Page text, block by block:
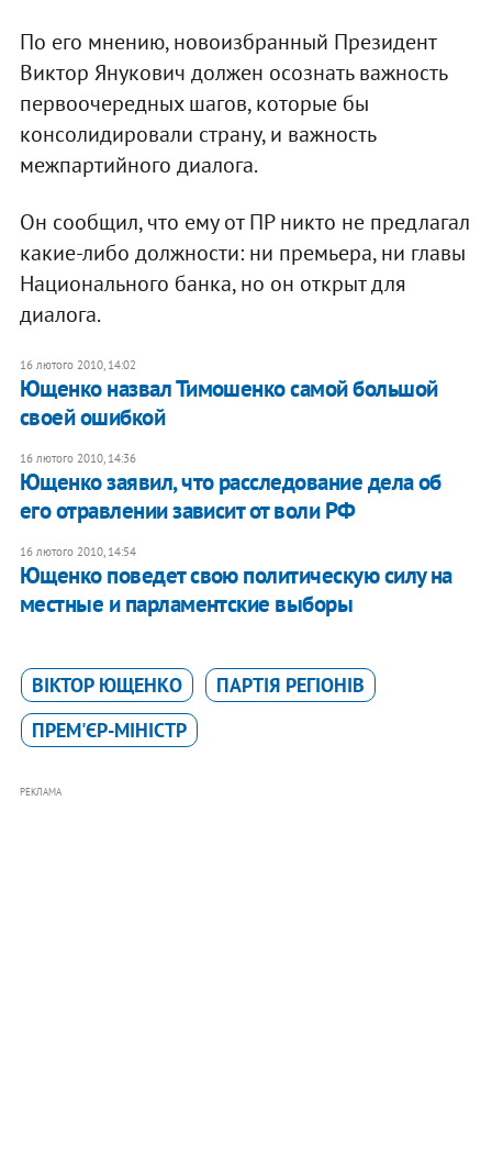
По его мнению, новоизбранный Президент
Виктор Янукович должен осознать важность
первоочередных шагов, которые бы
консолидировали страну, и важность
межпартийного диалога.
Он сообщил, что ему от ПР никто не предлагал
какие-либо должности: ни премьера, ни главы
Национального банка, но он открыт для
диалога.
16 лютого 2010, 14:02
Ющенко назвал Тимошенко самой большой
своей ошибкой
16 лютого 2010, 14:36
Ющенко заявил, что расследование дела об
его отравлении зависит от воли РФ
16 лютого 2010, 14:54
Ющенко поведет свою политическую силу на
местные и парламентские выборы
ВІКТОР ЮЩЕНКО
ПАРТІЯ РЕГІОНІВ
ПРЕМ'ЄР-МІНІСТР
РЕКЛАМА